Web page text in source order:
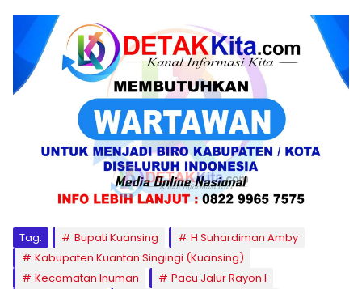
Tag: Bupati Kuansing
H Suhardiman Amby
Kabupaten Kuantan Singingi (Kuansing)
Kecamatan Inuman
Pacu Jalur Rayon I